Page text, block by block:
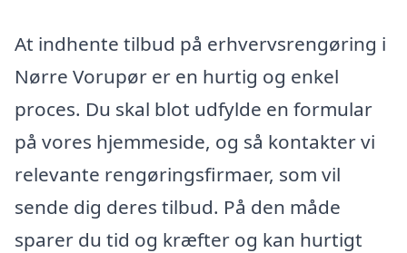
At indhente tilbud på erhvervsrengøring i
Nørre Vorupør er en hurtig og enkel
proces. Du skal blot udfylde en formular
på vores hjemmeside, og så kontakter vi
relevante rengøringsfirmaer, som vil
sende dig deres tilbud. På den måde
sparer du tid og kræfter og kan hurtigt